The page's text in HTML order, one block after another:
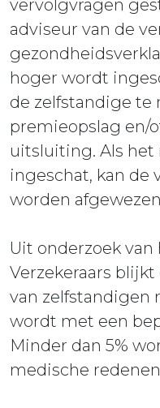
vervolgvragen
adviseur van de
hoger wordt
de zelfstandige te
premieopslag en/
uitsluiting. Als
ingeschat, kan de
worden
Uit onderzoek van
Verzekeraars blijkt
van zelfstandigen
wordt met een
Minder dan 5%
medische